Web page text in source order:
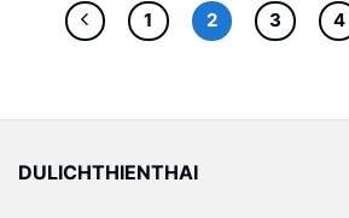
1 2 3 4
DULICHTHIENTHAI